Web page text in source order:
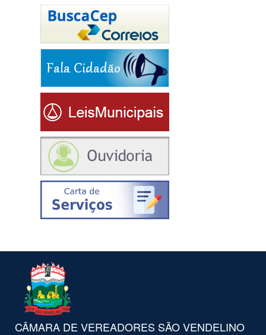
CÂMARA DE VEREADORES SÃO VENDELINO